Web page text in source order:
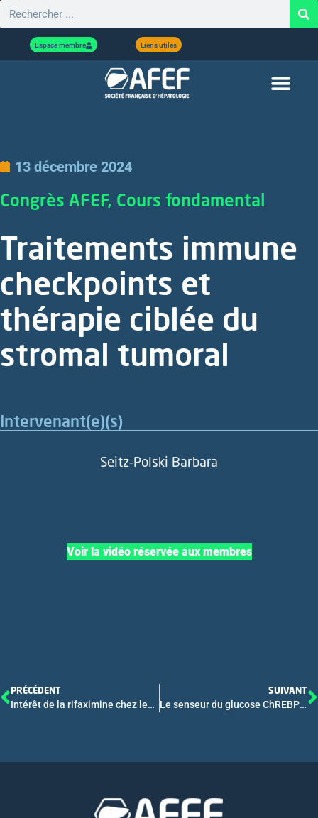
Espace membre Liens utiles
13 décembre 2024
Congrès AFEF, Cours fondamental
Traitements immune
checkpoints et
thérapie ciblée du
stromal tumoral
Intervenant(e)(s)
Seitz-Polski Barbara
Voir la vidéo réservée aux membres
PRÉCÉDENT
Intérêt de la rifaximine chez les patients cirrhotiques avec ascite en prophylaxie primaire : un essai randomisé, contrôlé contre placebo, en double aveugle, multicentrique
SUIVANT
Le senseur du glucose ChREBP : nouvel acteur moléculaire essentiel du CHC